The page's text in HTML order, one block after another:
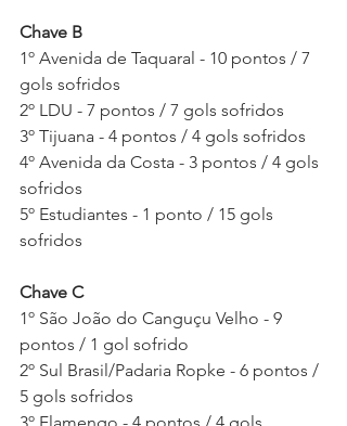
Chave B
1º Avenida de Taquaral - 10 pontos / 7
gols sofridos
2º LDU - 7 pontos / 7 gols sofridos
3º Tijuana - 4 pontos / 4 gols sofridos
4º Avenida da Costa - 3 pontos / 4 gols
sofridos
5º Estudiantes - 1 ponto / 15 gols
sofridos
Chave C
1º São João do Canguçu Velho - 9
pontos / 1 gol sofrido
2º Sul Brasil/Padaria Ropke - 6 pontos /
5 gols sofridos